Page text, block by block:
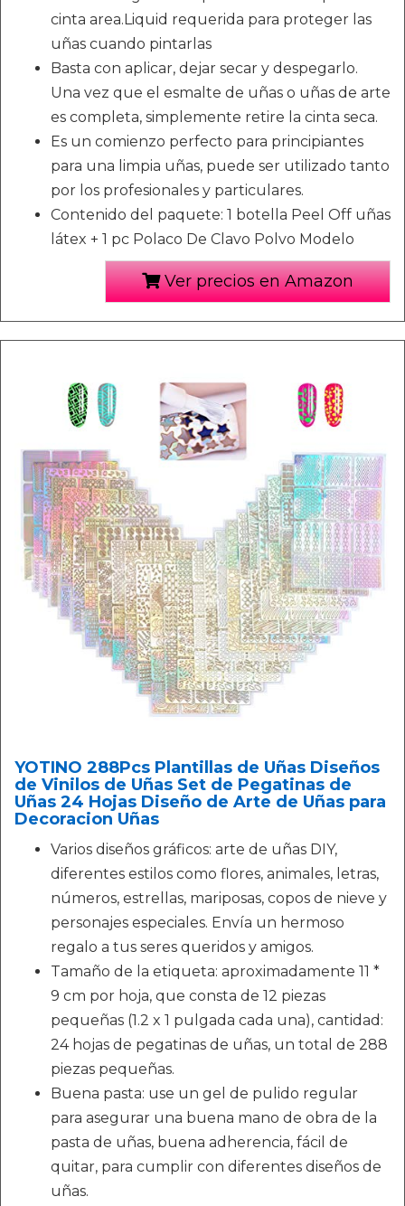
cinta area.Liquid requerida para proteger las
uñas cuando pintarlas
Basta con aplicar, dejar secar y despegarlo.
Una vez que el esmalte de uñas o uñas de arte
es completa, simplemente retire la cinta seca.
Es un comienzo perfecto para principiantes
para una limpia uñas, puede ser utilizado tanto
por los profesionales y particulares.
Contenido del paquete: 1 botella Peel Off uñas
látex + 1 pc Polaco De Clavo Polvo Modelo
Ver precios en Amazon
YOTINO 288Pcs Plantillas de Uñas Diseños
de Vinilos de Uñas Set de Pegatinas de
Uñas 24 Hojas Diseño de Arte de Uñas para
Decoracion Uñas
Varios diseños gráficos: arte de uñas DIY,
diferentes estilos como flores, animales, letras,
números, estrellas, mariposas, copos de nieve y
personajes especiales. Envía un hermoso
regalo a tus seres queridos y amigos.
Tamaño de la etiqueta: aproximadamente 11 *
9 cm por hoja, que consta de 12 piezas
pequeñas (1.2 x 1 pulgada cada una), cantidad:
24 hojas de pegatinas de uñas, un total de 288
piezas pequeñas.
Buena pasta: use un gel de pulido regular
para asegurar una buena mano de obra de la
pasta de uñas, buena adherencia, fácil de
quitar, para cumplir con diferentes diseños de
uñas.